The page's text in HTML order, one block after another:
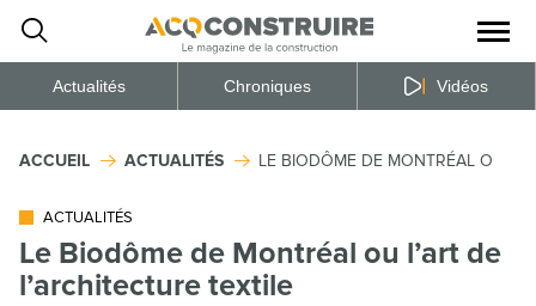
la
du
Actualités Chroniques Vidéos
ACCUEIL ACTUALITÉS LE BIODÔME DE MONTRÉAL OU
ACTUALITÉS
Le Biodôme de Montréal ou l’art de
l’architecture textile